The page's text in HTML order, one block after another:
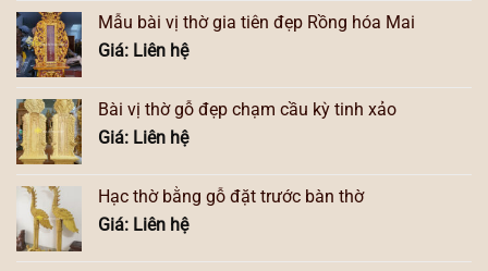
Mẫu bài vị thờ gia tiên đẹp Rồng hóa Mai
Giá: Liên hệ
Bài vị thờ gỗ đẹp chạm cầu kỳ tinh xảo
Giá: Liên hệ
Hạc thờ bằng gỗ đặt trước bàn thờ
Giá: Liên hệ